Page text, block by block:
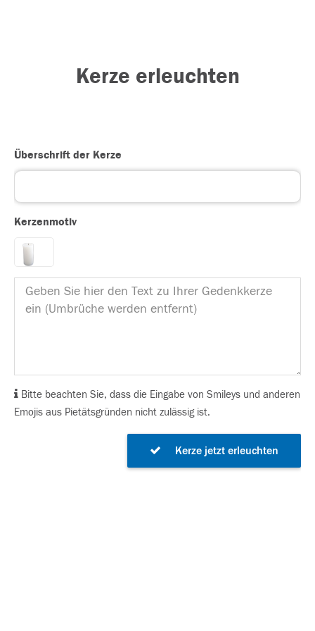
Kerze erleuchten
Überschrift der Kerze
Kerzenmotiv
Bitte beachten Sie, dass die Eingabe von Smileys und anderen
Emojis aus Pietätsgründen nicht zulässig ist.
Kerze jetzt erleuchten